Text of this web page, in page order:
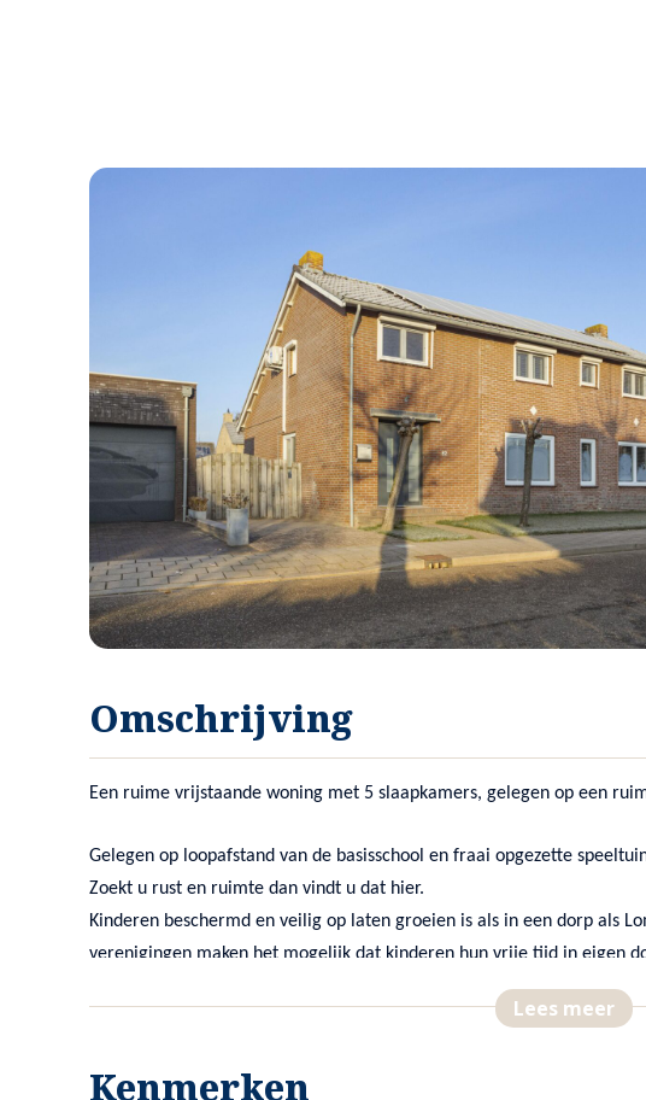
Omschrijving
Een ruime vrijstaande woning met 5 slaapkamers, gelegen op een
Gelegen op loopafstand van de basisschool en fraai opgezette
Zoekt u rust en ruimte dan vindt u dat hier.
Kinderen beschermd en veilig op laten groeien is als in een dorp als
verenigingen maken het mogelijk dat kinderen hun vrije tijd in eigen
Wandelen in het prachtig uitgestrekte natuurgebied “De
een stuk natuur dat u rust kan bieden.
Lees meer
Kenmerken